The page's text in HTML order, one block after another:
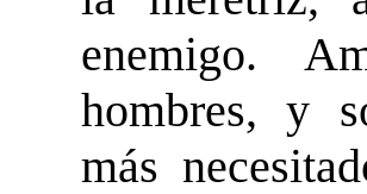
enemigo.
hombres, y
más